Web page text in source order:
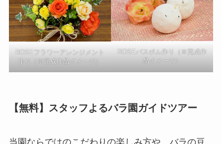
ROSEフラワーアレンジメント
作り（※完成作品イメージ）
ROSEバスボム作り（※完成作
品イメージ）
【無料】スタッフよるバラ園ガイドツアー